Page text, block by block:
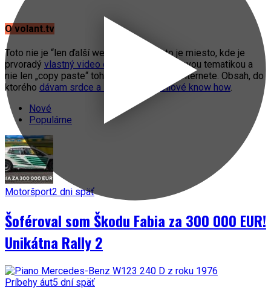
O volant.tv
Toto nie je “len ďalší web o autách”. Toto je miesto, kde je
prvoradý vlastný video obsah
s automobilovou tematikou a
nie len „copy paste“ toho, čo práve fičí na internete. Obsah, do
ktorého dávam srdce a svoje automobilové know how.
Nové
Populárne
Motoršport2 dni späť
Šoféroval som Škodu Fabia za 300 000 EUR!
Unikátna Rally 2
Príbehy áut5 dní späť